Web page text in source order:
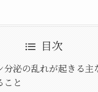
目次
分泌の乱れが起きる主
こと